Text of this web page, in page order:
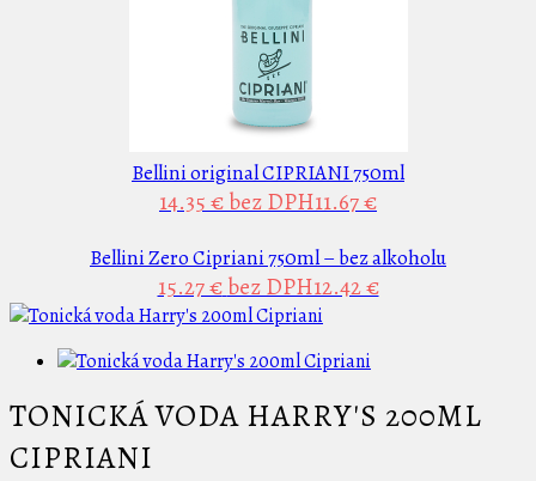
Bellini original CIPRIANI 750ml
14.35 €bez DPH11.67 €
Bellini Zero Cipriani 750ml – bez alkoholu
15.27 € bez DPH12.42 €
TONICKÁ VODA HARRY'S 200ML
CIPRIANI